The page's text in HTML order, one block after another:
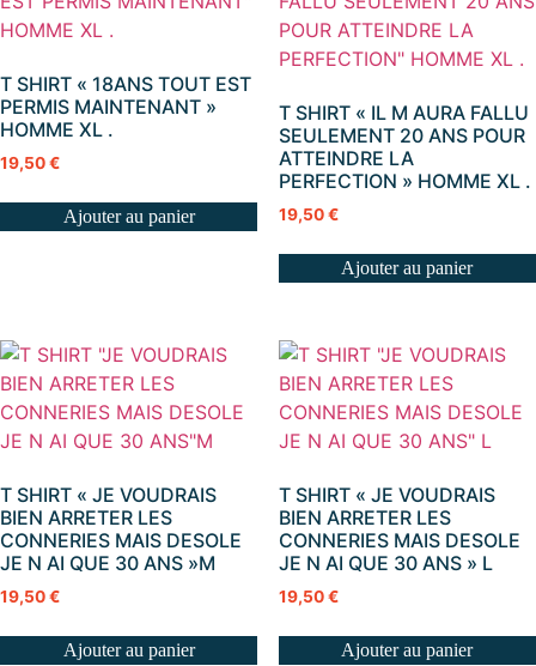
T SHIRT « 18ANS TOUT EST
PERMIS MAINTENANT »
HOMME XL .
19,50€
Ajouter au panier
T SHIRT « IL M AURA FALLU
SEULEMENT 20 ANS POUR
ATTEINDRE LA
PERFECTION » HOMME XL .
19,50€
Ajouter au panier
T SHIRT « JE VOUDRAIS
BIEN ARRETER LES
CONNERIES MAIS DESOLE
JE N AI QUE 30 ANS »M
19,50€
Ajouter au panier
T SHIRT « JE VOUDRAIS
BIEN ARRETER LES
CONNERIES MAIS DESOLE
JE N AI QUE 30 ANS » L
19,50€
Ajouter au panier